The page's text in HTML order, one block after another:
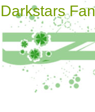
Darkstars